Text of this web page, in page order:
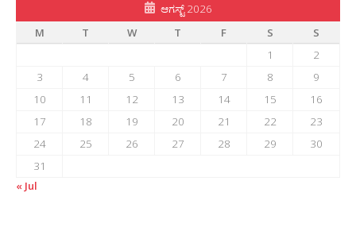
ಆಗಸ್ಟ್ 2026
M
T W T F S
S
1
2
3
4 5 6 7 8
9
10
11 12 13 14 15
16
17
18 19 20 21 22
23
24
25 26 27 28 29
30
31
« Jul